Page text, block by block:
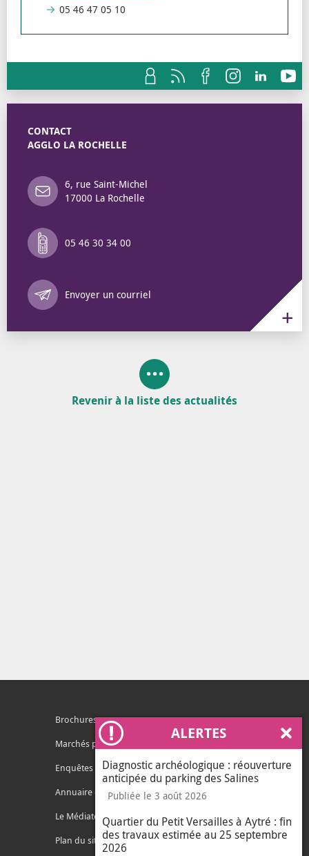
ALERTES
Diagnostic archéologique : réouverture
anticipée du parking des Salines
Publiée le 3 août 2026
Quartier du Petit Versailles à Aytré : fin
des travaux estimée au 25 septembre
2026
05 46 47 05 10
CONTACT
AGGLO LA ROCHELLE
6, rue Saint-Michel
17000 La Rochelle
05 46 30 34 00
Envoyer un courriel
Annuaire
Revenir à la liste des actualités
Brochures
Marchés publics
Enquêtes publiques
Annuaire des services
Le Médiateur de l'Agglo
Plan du site